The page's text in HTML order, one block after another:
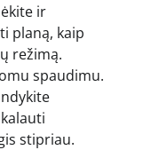
ir
planą, kaip
režimą.
spaudimu.
stipriau.